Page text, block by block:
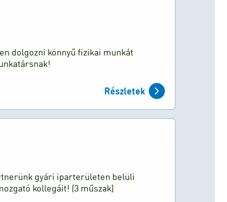
dolgozni könnyű fizikai munkát
Részletek
gyári iparterületen belüli
kollegáit! (3 műszak)